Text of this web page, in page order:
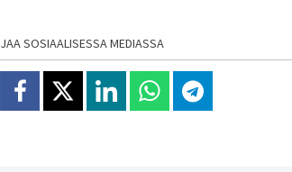
JAA SOSIAALISESSA MEDIASSA
Jaa Facebookissa
Jaa X:ssäJaa Linkedinissä
Jaa Whatsappissa
Jaa Telegramissa